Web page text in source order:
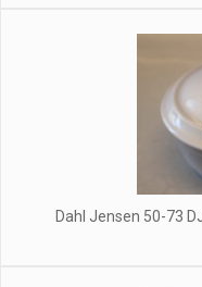
Dahl Jensen 50-73